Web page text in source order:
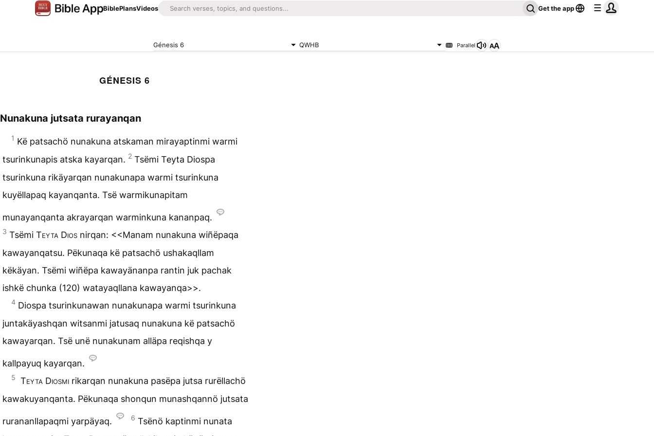
BiblePlansVideos Get the app
Génesis 6 QWHB Parallel
GÉNESIS 6
Nunakuna jutsata rurayanqan
1 Kë patsachö nunakuna atskaman mirayaptinmi warmi
tsurinkunapis atska kayarqan. 2 Tsëmi Teyta Diospa
tsurinkuna rikäyarqan nunakunapa warmi tsurinkuna
kuyëllapaq kayanqanta. Tsë warmikunapitam
munayanqanta akrayarqan warminkuna kananpaq.
3 Tsëmi Teyta Dios nirqan: <<Manam nunakuna wiñëpaqa
kawayanqatsu. Pëkunaqa kë patsachö ushakaqllam
këkäyan. Tsëmi wiñëpa kawayänanpa rantin juk pachak
ishkë chunka (120) watayaqllana kawayanqa>>.
4 Diospa tsurinkunawan nunakunapa warmi tsurinkuna
juntakäyashqan witsanmi jatusaq nunakuna kë patsachö
kawayarqan. Tsë unë nunakunam alläpa reqishqa y
kallpayuq kayarqan.
5 Teyta Diosmi rikarqan nunakuna pasëpa jutsa rurëllachö
kawakuyanqanta. Pëkunaqa shonqun munashqannö jutsata
rurananllapaqmi yarpäyaq. 6 Tsënö kaptinmi nunata